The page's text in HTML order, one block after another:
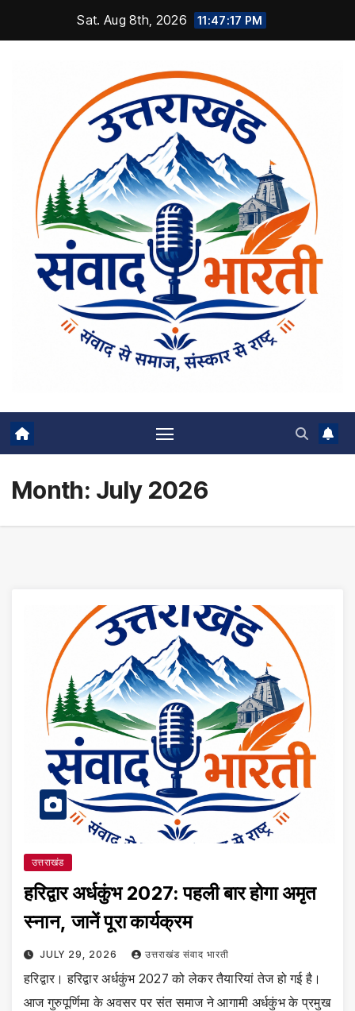
Sat. Aug 8th, 2026 11:47:18 PM
Month: July 2026
उत्तराखंड
हरिद्वार अर्धकुंभ 2027: पहली बार होगा अमृत
स्नान, जानें पूरा कार्यक्रम
JULY 29, 2026 उत्तराखंड संवाद भारती
हरिद्वार। हरिद्वार अर्धकुंभ 2027 को लेकर तैयारियां तेज हो गई है।
आज गुरुपूर्णिमा के अवसर पर संत समाज ने आगामी अर्धकुंभ के प्रमुख